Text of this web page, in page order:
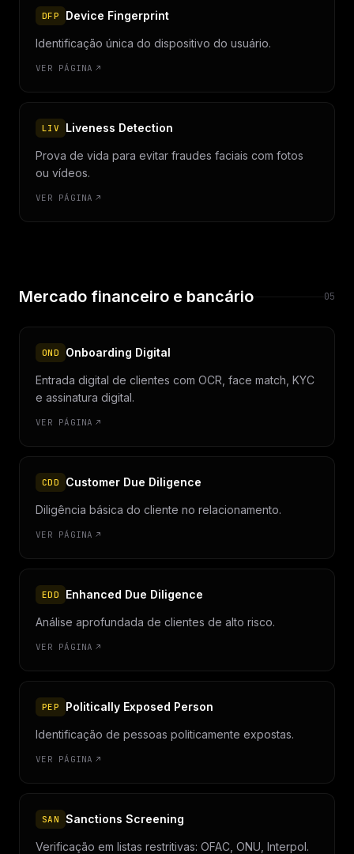
DFP Device Fingerprint
Identificação única do dispositivo do usuário.
VER PÁGINA
LIV Liveness Detection
Prova de vida para evitar fraudes faciais com fotos
ou vídeos.
VER PÁGINA
Mercado financeiro e bancário 05
OND Onboarding Digital
Entrada digital de clientes com OCR, face match, KYC
e assinatura digital.
VER PÁGINA
CDD Customer Due Diligence
Diligência básica do cliente no relacionamento.
VER PÁGINA
EDD Enhanced Due Diligence
Análise aprofundada de clientes de alto risco.
VER PÁGINA
PEP Politically Exposed Person
Identificação de pessoas politicamente expostas.
VER PÁGINA
SAN Sanctions Screening
Verificação em listas restritivas: OFAC, ONU, Interpol.